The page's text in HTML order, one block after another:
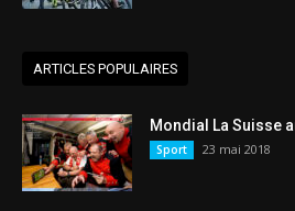
ARTICLES POPULAIRES
Mondial La Suisse
Sport 23 mai 2018